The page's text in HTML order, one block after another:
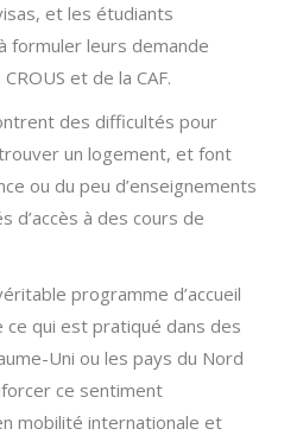
et les étudiants
formuler leurs demande
et de la CAF.
des difficultés pour
un logement, et font
ou du peu d’enseignements
d’accès à des cours de
programme d’accueil
qui est pratiqué dans des
Uni ou les pays du Nord
ce sentiment
mobilité internationale et